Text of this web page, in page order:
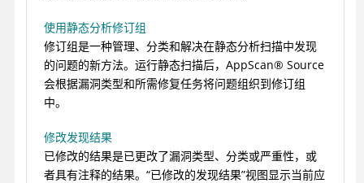
使用静态分析修订组
修订组是一种管理、分类和解决在静态分析扫描中发现
的问题的新方法。运行静态扫描后， AppScan® Source
会根据漏洞类型和所需修复任务将问题组织到修订组
中。
修改发现结果
已修改的结果是已更改了漏洞类型、分类或严重性，或
者具有注释的结果。“已修改的发现结果”视图显示当前应